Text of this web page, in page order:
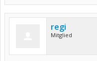
regi
Mitglied